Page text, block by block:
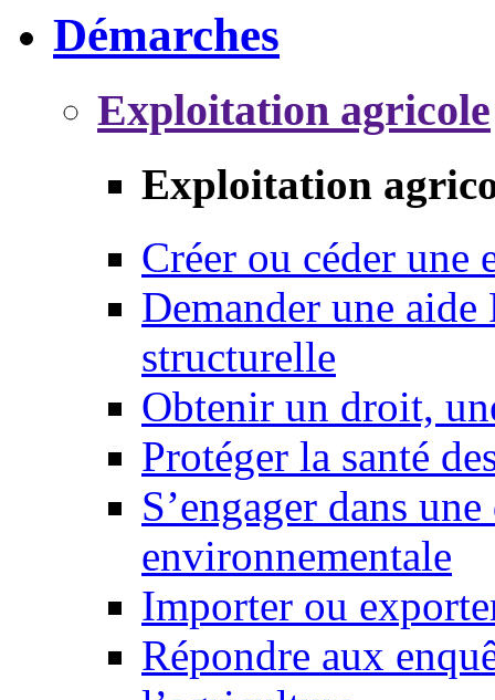
Démarches
Exploitation agricole
Exploitation
Créer ou céder une
Demander une
structurelle
Obtenir un droit,
Protéger la santé
S’engager dans
environnementale
Importer ou
Répondre aux